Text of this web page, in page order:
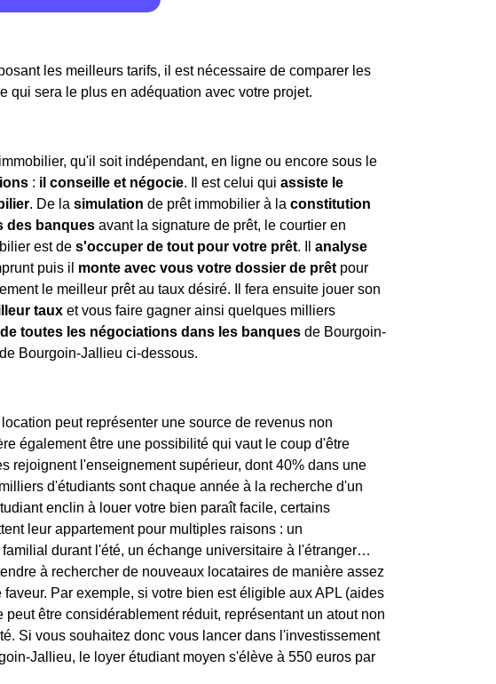
les meilleurs tarifs, il est nécessaire de comparer les
qui sera le plus en adéquation avec votre projet.
qu'il soit indépendant, en ligne ou encore sous le
: il conseille et négocie. Il est celui qui assiste le
. De la simulation de prêt immobilier à la constitution
des banques avant la signature de prêt, le courtier en
est de s'occuper de tout pour votre prêt. Il
analyse
puis il monte avec vous votre dossier de prêt pour
le meilleur prêt au taux désiré. Il fera ensuite jouer son
taux et vous faire gagner ainsi quelques milliers
toutes les négociations dans les banques de Bourgoin-
Bourgoin-Jallieu ci-dessous.
peut représenter une source de revenus non
également être une possibilité qui vaut le coup d'être
rejoignent l'enseignement supérieur, dont 40% dans une
d'étudiants sont chaque année à la recherche d'un
enclin à louer votre bien paraît facile, certains
leur appartement pour multiples raisons : un
durant l'été, un échange universitaire à l'étranger…
à rechercher de nouveaux locataires de manière assez
Par exemple, si votre bien est éligible aux APL (aides
être considérablement réduit, représentant un atout non
Si vous souhaitez donc vous lancer dans l'investissement
Jallieu, le loyer étudiant moyen s'élève à 550 euros par